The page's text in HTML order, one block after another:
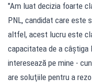
"Am luat decizia foarte
PNL, candidat care este
altfel, acest lucru este
capacitatea de a câştiga
interesează pe mine -
are soluţiile pentru a